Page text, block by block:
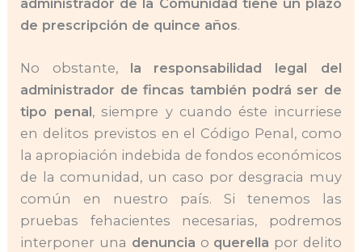
de prescripción de quince años.
No obstante, la
responsabilidad legal del
administrador de fincas también podrá ser de
tipo penal, siempre y cuando éste incurriese
en delitos previstos en el Código Penal, como
la apropiación indebida de fondos económicos
de la comunidad, un caso por desgracia muy
común en nuestro país. Si tenemos las
pruebas fehacientes necesarias, podremos
interponer una denuncia o querella por delito